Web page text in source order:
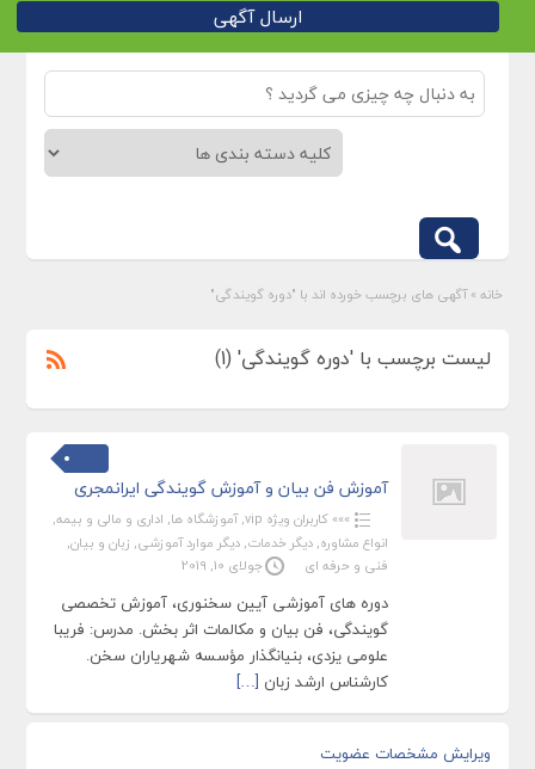
ارسال آگهی
خانه » آگهی های برچسب خورده اند با "دوره گویندگی"
لیست برچسب با 'دوره گویندگی' (1)
آموزش فن بیان و آموزش گویندگی ایرانمجری
»»» کاربران ویژه vip ,آموزشگاه ها, اداری و مالی و بیمه,
انواع مشاوره, دیگر خدمات, دیگر موارد آموزشی, زبان و بیان,
فنی و حرفه ای
جولای 10, 2019
دوره های آموزشی آیین سخنوری، آموزش تخصصی
گویندگی، فن بیان و مکالمات اثر بخش. مدرس: فریبا
علومی یزدی، بنیانگذار مؤسسه شهریاران سخن.
کارشناس ارشد زبان […]
ویرایش مشخصات عضویت